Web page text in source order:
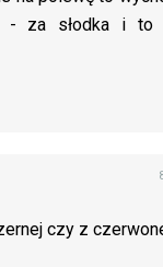
- za słodka i to
czy z